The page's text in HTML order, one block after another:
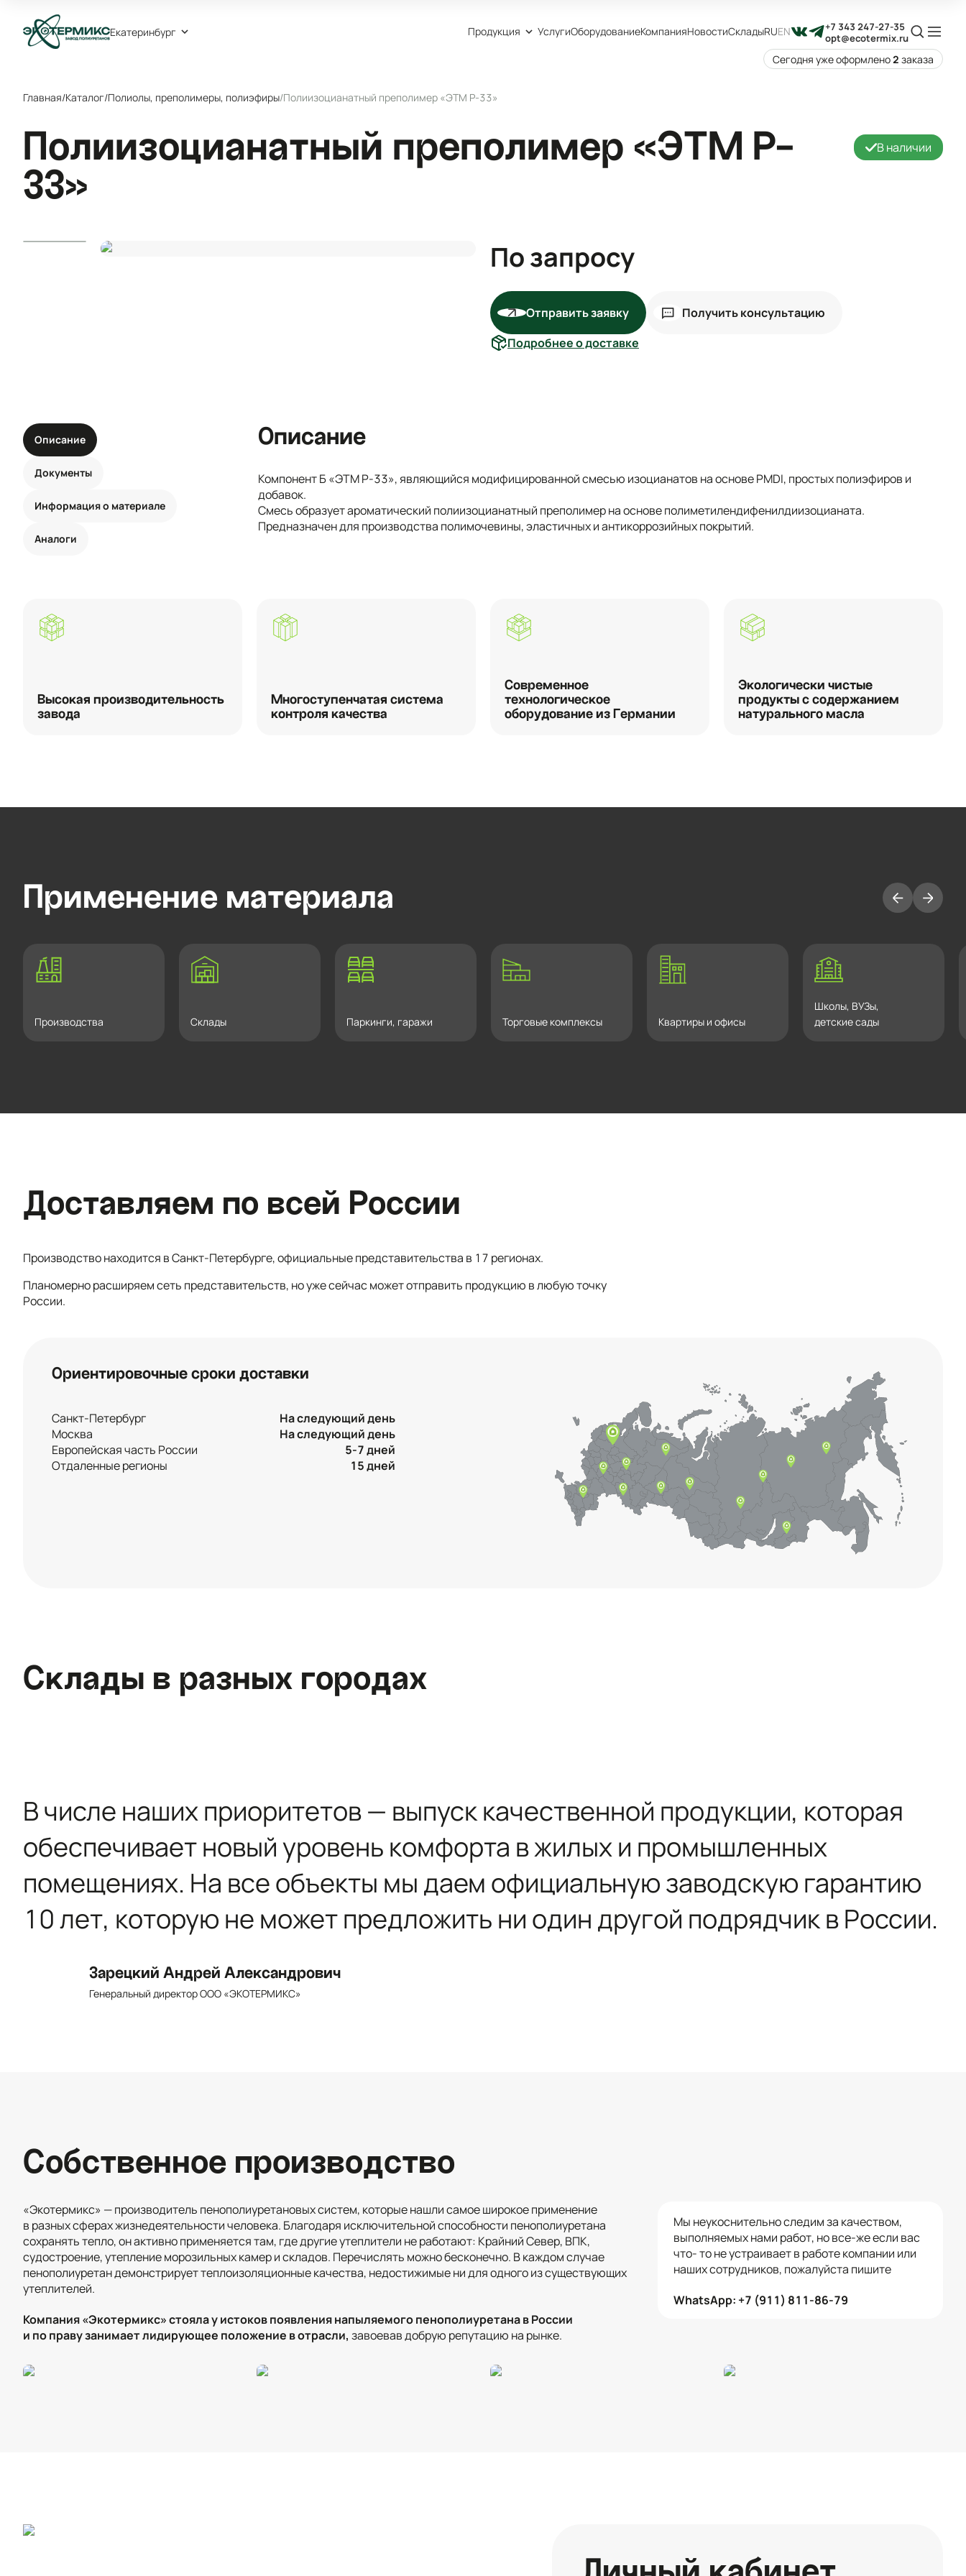
Екатеринбург Продукция УслугиОборудованиеКомпанияНовостиСкладыRUEN
+7 343 247-27-35
opt@ecotermix.ru
Сегодня уже оформлено 2 заказа
Главная/Каталог/Полиолы, преполимеры, полиэфиры/Полиизоцианатный преполимер «ЭТМ P-33»
Полиизоцианатный преполимер «ЭТМ P-
33»
В наличии
По запросу
Отправить заявку
Получить консультацию
Подробнее о доставке
Описание
Документы
Информация о материале
Аналоги
Описание
Компонент Б «ЭТМ P-33», являющийся модифицированной смесью изоцианатов на основе PMDI, простых полиэфиров и
добавок.
Смесь образует ароматический полиизоцианатный преполимер на основе полиметилендифенилдиизоцианата.
Предназначен для производства полимочевины, эластичных и антикоррозийных покрытий.
Высокая производительность
завода
Многоступенчатая система
контроля качества
Современное
технологическое
оборудование из Германии
Экологически чистые
продукты с содержанием
натурального масла
Применение материала
Производства Склады Паркинги, гаражи Торговые комплексы Квартиры и офисы
Школы, ВУЗы,
детские сады
Доставляем по всей России
Производство находится в Санкт-Петербурге, официальные представительства в 17 регионах.
Планомерно расширяем сеть представительств, но уже сейчас может отправить продукцию в любую точку
России.
Ориентировочные сроки доставки
Санкт-Петербург
На следующий день
Москва
На следующий день
Европейская часть России
5-7 дней
Отдаленные регионы
15 дней
Склады в разных городах
opt@ecotermix.ru
В числе наших приоритетов — выпуск качественной продукции, которая
обеспечивает новый уровень комфорта в жилых и промышленных
помещениях. На все объекты мы даем официальную заводскую гарантию
10 лет, которую не может предложить ни один другой подрядчик в России.
Зарецкий Андрей Александрович
Генеральный директор ООО «ЭКОТЕРМИКС»
Собственное производство
«Экотермикс» — производитель пенополиуретановых систем, которые нашли самое широкое применение
в разных сферах жизнедеятельности человека. Благодаря исключительной способности пенополиуретана
сохранять тепло, он активно применяется там, где другие утеплители не работают: Крайний Север, ВПК,
судостроение, утепление морозильных камер и складов. Перечислять можно бесконечно. В каждом случае
пенополиуретан демонстрирует теплоизоляционные качества, недостижимые ни для одного из существующих
утеплителей.
Компания «Экотермикс» стояла у истоков появления напыляемого пенополиуретана в России
и по праву занимает лидирующее положение в отрасли, завоевав добрую репутацию на рынке.
Мы неукоснительно следим за качеством,
выполняемых нами работ, но все-же если вас
что- то не устраивает в работе компании или
наших сотрудников, пожалуйста пишите
WhatsApp: +7 (911) 811-86-79